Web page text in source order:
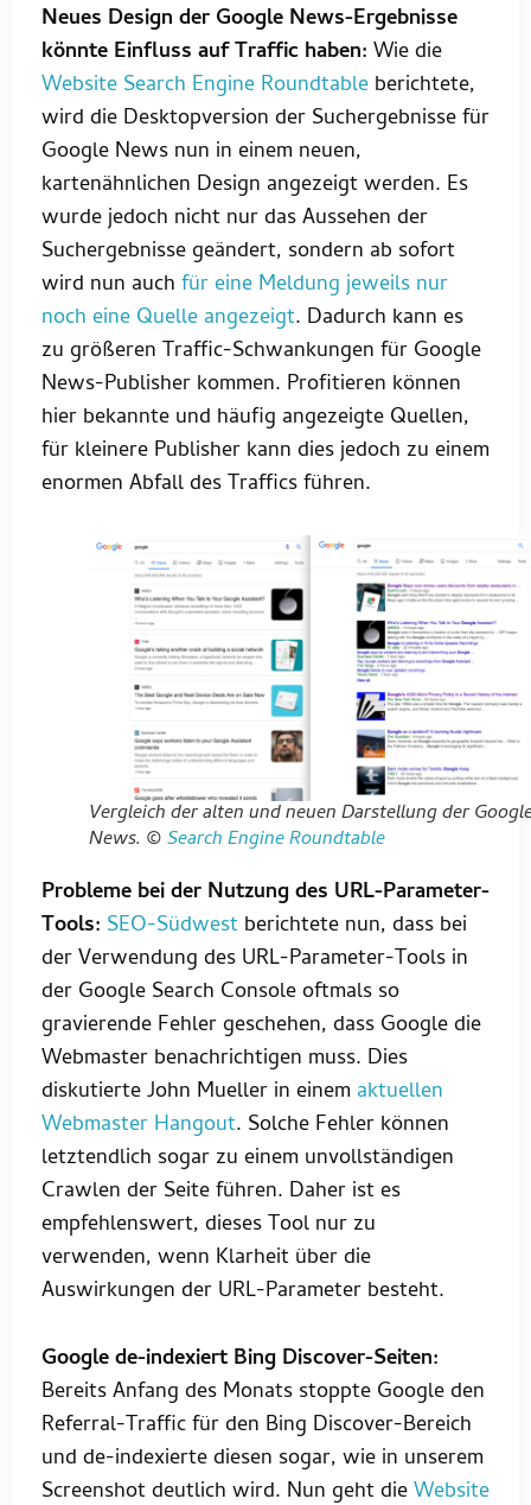
Neues Design der Google News-Ergebnisse
könnte Einfluss auf Traffic haben: Wie die
Website Search Engine Roundtable berichtete,
wird die Desktopversion der Suchergebnisse für
Google News nun in einem neuen,
kartenähnlichen Design angezeigt werden. Es
wurde jedoch nicht nur das Aussehen der
Suchergebnisse geändert, sondern ab sofort
wird nun auch für eine Meldung jeweils nur
noch eine Quelle angezeigt. Dadurch kann es
zu größeren Traffic-Schwankungen für Google
News-Publisher kommen. Profitieren können
hier bekannte und häufig angezeigte Quellen,
für kleinere Publisher kann dies jedoch zu einem
enormen Abfall des Traffics führen.
Vergleich der alten und neuen Darstellung der
News. ©Search Engine Roundtable
Probleme bei der Nutzung des URL-Parameter-
Tools: SEO-Südwest berichtete nun, dass bei
der Verwendung des URL-Parameter-Tools in
der Google Search Console oftmals so
gravierende Fehler geschehen, dass Google die
Webmaster benachrichtigen muss. Dies
diskutierte John Mueller in einem aktuellen
Webmaster Hangout. Solche Fehler können
letztendlich sogar zu einem unvollständigen
Crawlen der Seite führen. Daher ist es
empfehlenswert, dieses Tool nur zu
verwenden, wenn Klarheit über die
Auswirkungen der URL-Parameter besteht.
Google de-indexiert Bing Discover-Seiten:
Bereits Anfang des Monats stoppte Google den
Referral-Traffic für den Bing Discover-Bereich
und de-indexierte diesen sogar, wie in unserem
Screenshot deutlich wird. Nun geht dieWebsite